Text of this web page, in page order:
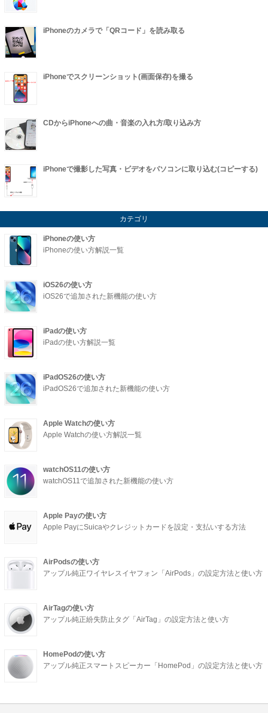
iPhoneのカメラで「QRコード」を読み取る
iPhoneでスクリーンショット(画面保存)を撮る
CDからiPhoneへの曲・音楽の入れ方/取り込み方
iPhoneで撮影した写真・ビデオをパソコンに取り込む(コピーする)
カテゴリ
iPhoneの使い方
iPhoneの使い方解説一覧
iOS26の使い方
iOS26で追加された新機能の使い方
iPadの使い方
iPadの使い方解説一覧
iPadOS26の使い方
iPadOS26で追加された新機能の使い方
Apple Watchの使い方
Apple Watchの使い方解説一覧
watchOS11の使い方
watchOS11で追加された新機能の使い方
Apple Payの使い方
Apple PayにSuicaやクレジットカードを設定・支払いする方法
AirPodsの使い方
アップル純正ワイヤレスイヤフォン「AirPods」の設定方法と使い方
AirTagの使い方
アップル純正紛失防止タグ「AirTag」の設定方法と使い方
HomePodの使い方
アップル純正スマートスピーカー「HomePod」の設定方法と使い方